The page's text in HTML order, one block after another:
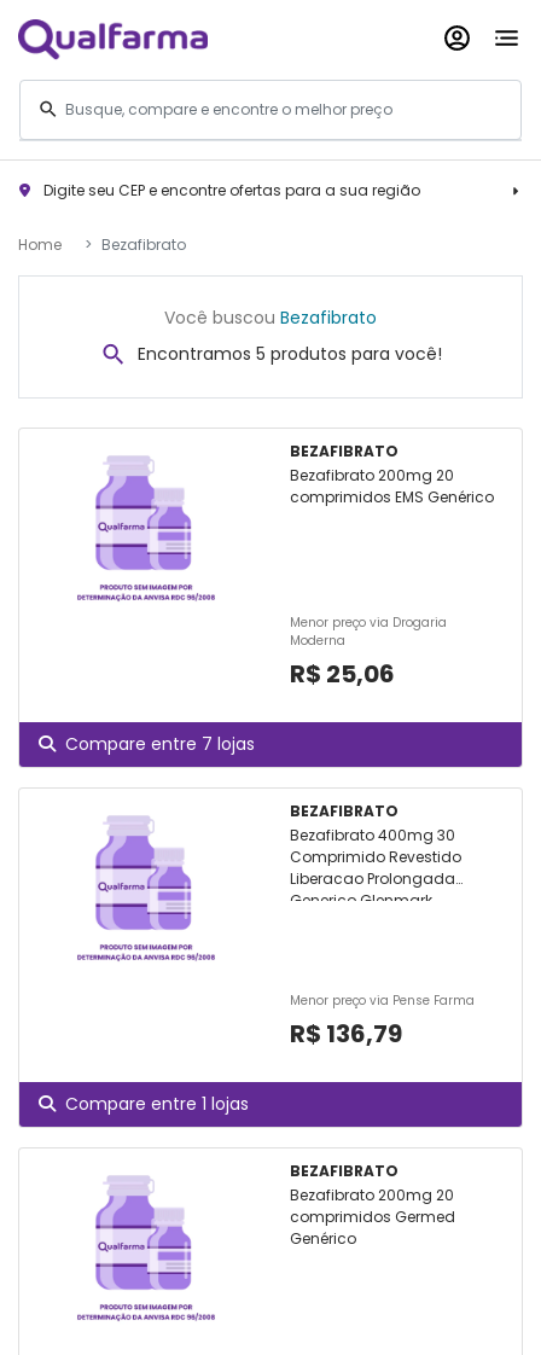
Digite seu CEP e encontre ofertas para a sua região
Home Bezafibrato
Você buscou Bezafibrato
Encontramos 5 produtos para você!
BEZAFIBRATO
Bezafibrato 200mg 20
comprimidos EMS Genérico
Menor preço via Drogaria
Moderna
R$ 25,06
Compare entre 7 lojas
BEZAFIBRATO
Bezafibrato 400mg 30
Comprimido Revestido
Liberacao Prolongada
Generico Glenmark
Menor preço via Pense Farma
R$ 136,79
Compare entre 1 lojas
BEZAFIBRATO
Bezafibrato 200mg 20
comprimidos Germed
Genérico